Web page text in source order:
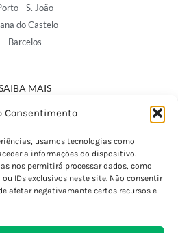
Consentimento
usamos tecnologias como
a informações do dispositivo.
nos permitirá processar dados, como
IDs exclusivos neste site. Não consentir
afetar negativamante certos recursos e
- S. João
do Castelo
Barcelos
MAIS
de Privacidade
e Condições
Frequentes
de Envio
Internacionais
e Trocas